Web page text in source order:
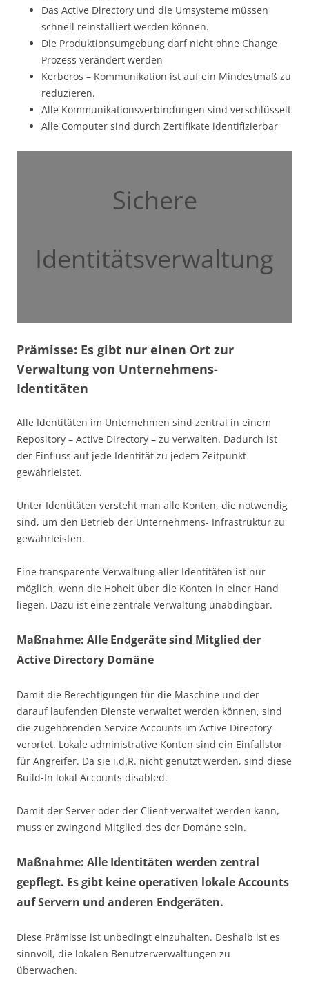
Das Active Directory und die Umsysteme müssen
schnell reinstalliert werden können.
Die Produktionsumgebung darf nicht ohne Change
Prozess verändert werden
Kerberos – Kommunikation ist auf ein Mindestmaß zu
reduzieren.
Alle Kommunikationsverbindungen sind verschlüsselt
Alle Computer sind durch Zertifikate identifizierbar
Sichere
Identitätsverwaltung
Prämisse: Es gibt nur einen Ort zur
Verwaltung von Unternehmens-
Identitäten
Alle Identitäten im Unternehmen sind zentral in einem
Repository – Active Directory – zu verwalten. Dadurch ist
der Einfluss auf jede Identität zu jedem Zeitpunkt
gewährleistet.
Unter Identitäten versteht man alle Konten, die notwendig
sind, um den Betrieb der Unternehmens- Infrastruktur zu
gewährleisten.
Eine transparente Verwaltung aller Identitäten ist nur
möglich, wenn die Hoheit über die Konten in einer Hand
liegen. Dazu ist eine zentrale Verwaltung unabdingbar.
Maßnahme: Alle Endgeräte sind Mitglied der
Active Directory Domäne
Damit die Berechtigungen für die Maschine und der
darauf laufenden Dienste verwaltet werden können, sind
die zugehörenden Service Accounts im Active Directory
verortet. Lokale administrative Konten sind ein Einfallstor
für Angreifer. Da sie i.d.R. nicht genutzt werden, sind diese
Build-In lokal Accounts disabled.
Damit der Server oder der Client verwaltet werden kann,
muss er zwingend Mitglied des der Domäne sein.
Maßnahme: Alle Identitäten werden zentral
gepflegt. Es gibt keine operativen lokale Accounts
auf Servern und anderen Endgeräten.
Diese Prämisse ist unbedingt einzuhalten. Deshalb ist es
sinnvoll, die lokalen Benutzerverwaltungen zu
überwachen.